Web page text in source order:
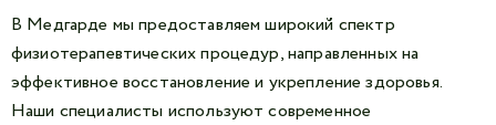
В Медгарде мы предоставляем широкий спектр
физиотерапевтических процедур, направленных на
эффективное восстановление и укрепление здоровья.
Наши специалисты используют современное